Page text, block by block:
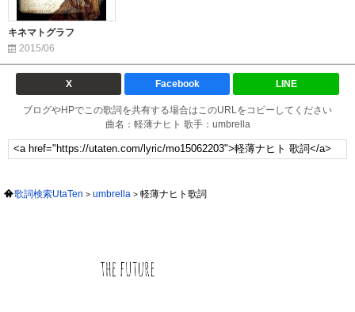
キネマトグラフ
2015/06
X Facebook LINE
ブログやHPでこの歌詞を共有する場合はこのURLをコピーしてください
曲名：軽薄ナヒト 歌手：umbrella
歌詞検索UtaTen umbrella 軽薄ナヒト歌詞